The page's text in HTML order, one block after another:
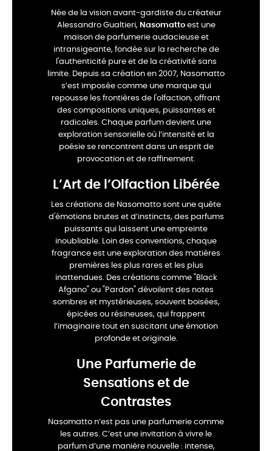
Née de la vision avant-gardiste du créateur
Alessandro Gualtieri, Nasomattoest une
maison de parfumerie audacieuse et
intransigeante, fondée sur la recherche de
l'authenticité pure et de la créativité sans
limite. Depuis sa création en 2007, Nasomatto
s’est imposée comme une marque qui
repousse les frontières de l'olfaction, offrant
des compositions uniques, puissantes et
radicales. Chaque parfum devient une
exploration sensorielle où l’intensité et la
poésie se rencontrent dans un esprit de
provocation et de raffinement.
L’Art de l’Olfaction Libérée
Les créations de Nasomatto sont une quête
d'émotions brutes et d’instincts, des parfums
puissants qui laissent une empreinte
inoubliable. Loin des conventions, chaque
fragrance est une exploration des matières
premières les plus rares et les plus
inattendues. Des créations comme "Black
Afgano" ou "Pardon" dévoilent des notes
sombres et mystérieuses, souvent boisées,
épicées ou résineuses, qui frappent
l’imaginaire tout en suscitant une émotion
profonde et originale.
Une Parfumerie de
Sensations et de
Contrastes
Nasomatto n’est pas une parfumerie comme
les autres. C’est une invitation à vivre le
parfum d’une manière nouvelle : intense,